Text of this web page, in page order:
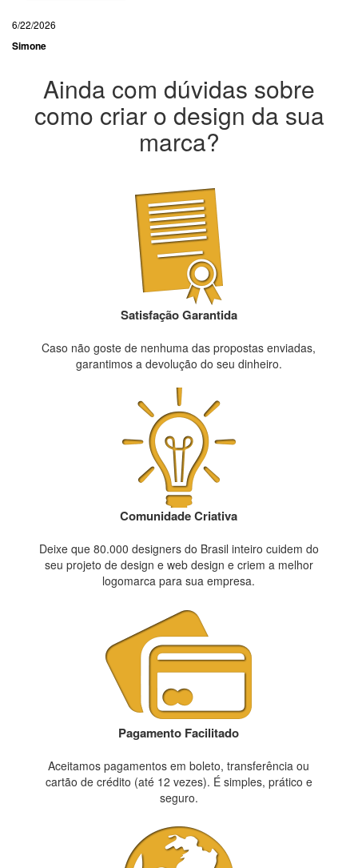
6/22/2026
Simone
Ainda com dúvidas sobre
como criar o design da sua
marca?
Satisfação Garantida
Caso não goste de nenhuma das propostas enviadas,
garantimos a devolução do seu dinheiro.
Comunidade Criativa
Deixe que 80.000 designers do Brasil inteiro cuidem do
seu projeto de design e web design e criem a melhor
logomarca para sua empresa.
Pagamento Facilitado
Aceitamos pagamentos em boleto, transferência ou
cartão de crédito (até 12 vezes). É simples, prático e
seguro.